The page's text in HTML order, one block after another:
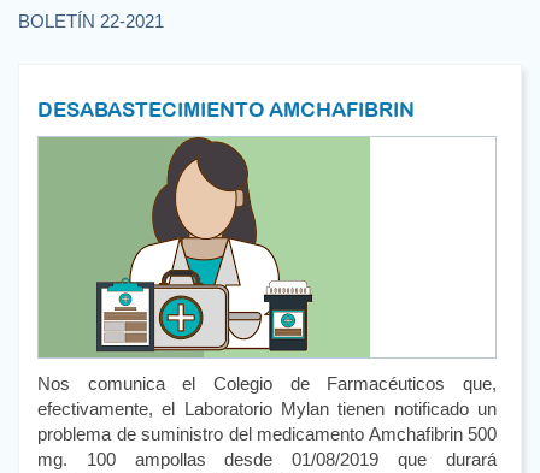
BOLETÍN 22-2021
DESABASTECIMIENTO AMCHAFIBRIN
Nos comunica el Colegio de Farmacéuticos que,
efectivamente, el Laboratorio Mylan tienen notificado un
problema de suministro del medicamento Amchafibrin 500
mg. 100 ampollas desde 01/08/2019 que durará